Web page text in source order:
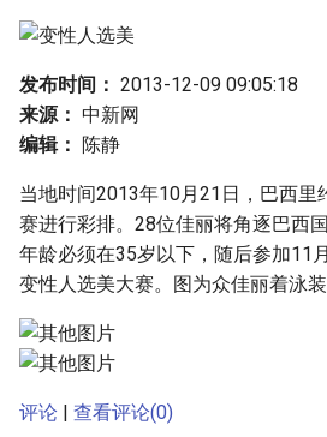
l
i
z
n
g
s
e
r
发布时间： 2013-12-09 09:05:18
来源： 中新网
编辑： 陈静
当地时间2013年10月21日，巴西里
赛进行彩排。28位佳丽将角逐巴西
年龄必须在35岁以下，随后参加11
变性人选美大赛。图为众佳丽着泳装
评论 | 查看评论(0)